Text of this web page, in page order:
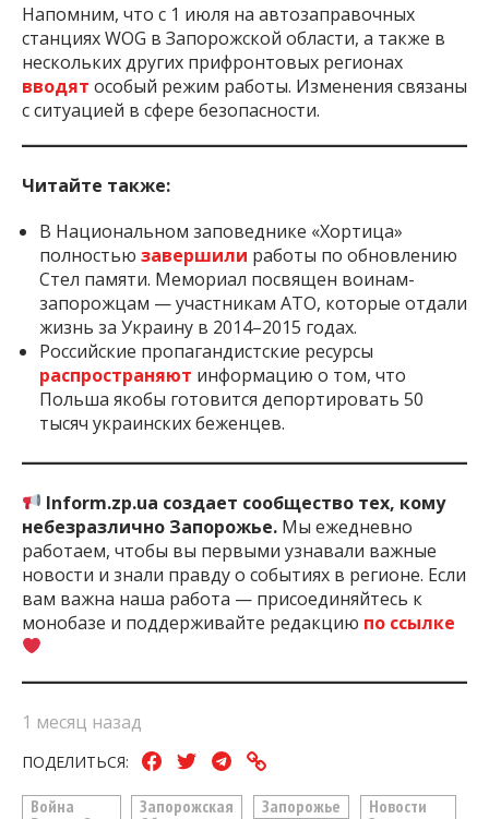
Напомним, что с 1 июля на автозаправочных
станциях WOG в Запорожской области, а также в
нескольких других прифронтовых регионах
вводят особый режим работы. Изменения связаны
с ситуацией в сфере безопасности.
Читайте также:
В Национальном заповеднике «Хортица»
полностью завершили работы по обновлению
Стел памяти. Мемориал посвящен воинам-
запорожцам — участникам АТО, которые отдали
жизнь за Украину в 2014–2015 годах.
Российские пропагандистские ресурсы
распространяют информацию о том, что
Польша якобы готовится депортировать 50
тысяч украинских беженцев.
Inform.zp.ua создает сообщество тех, кому
небезразлично Запорожье. Мы ежедневно
работаем, чтобы вы первыми узнавали важные
новости и знали правду о событиях в регионе. Если
вам важна наша работа — присоединяйтесь к
монобазе и поддерживайте редакцию по ссылке
1 месяц назад
ПОДЕЛИТЬСЯ:
Война
Запорожская
Запорожье
Новости